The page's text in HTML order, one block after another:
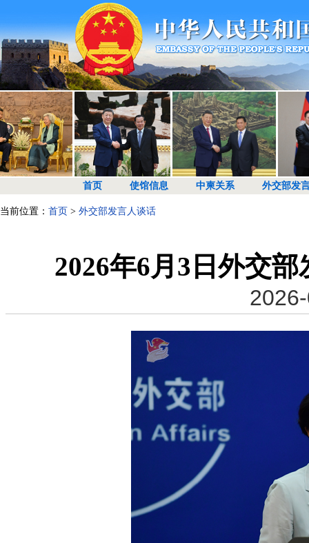
首页 使馆信息 中柬关系 外交部发
当前位置： 首页 > 外交部发言人谈话
2026年6月3日外交